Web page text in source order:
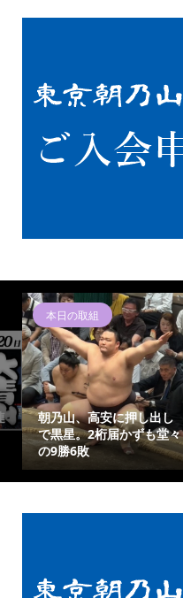
本日の取組
朝乃山、高安に押し出し
で黒星。2桁届かずも堂々
の9勝6敗